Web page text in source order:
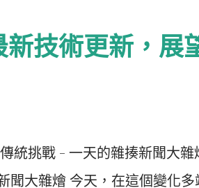
先的科技公司宣布了最新的 產
計以及革命性功能，不僅吸引
論。專家們也紛紛表示，這項
發展。 環境問題的嚴峻挑戰
技術更新，展
統挑戰 - 一天的雜揍新聞大雜
聞大雜燴 今天，在這個變化